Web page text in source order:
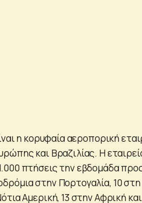
η κορυφαία αεροπορική
και Βραζιλίας. Η
πτήσεις την εβδομάδα
στην Πορτογαλία, 10 στη
Αμερική, 13 στην Αφρική